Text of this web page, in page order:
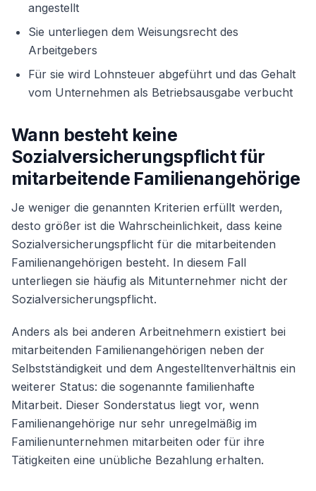
angestellt
Sie unterliegen dem Weisungsrecht des
Arbeitgebers
Für sie wird Lohnsteuer abgeführt und das Gehalt
vom Unternehmen als Betriebsausgabe verbucht
Wann besteht keine
Sozialversicherungspflicht für
mitarbeitende Familienangehörige
Je weniger die genannten Kriterien erfüllt werden,
desto größer ist die Wahrscheinlichkeit, dass keine
Sozialversicherungspflicht für die mitarbeitenden
Familienangehörigen besteht. In diesem Fall
unterliegen sie häufig als Mitunternehmer nicht der
Sozialversicherungspflicht.
Anders als bei anderen Arbeitnehmern existiert bei
mitarbeitenden Familienangehörigen neben der
Selbstständigkeit und dem Angestelltenverhältnis ein
weiterer Status: die sogenannte familienhafte
Mitarbeit. Dieser Sonderstatus liegt vor, wenn
Familienangehörige nur sehr unregelmäßig im
Familienunternehmen mitarbeiten oder für ihre
Tätigkeiten eine unübliche Bezahlung erhalten.